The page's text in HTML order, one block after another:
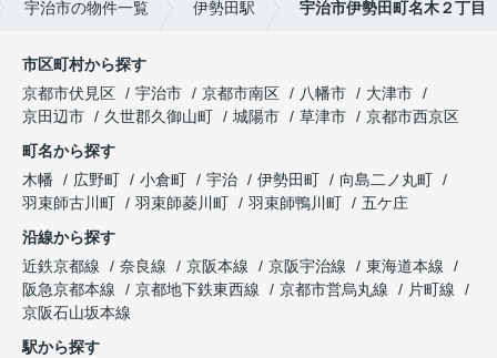
宇治市の物件一覧 伊勢田駅 宇治市伊勢田町名木２丁目
市区町村から探す
京都市伏見区
宇治市 京都市南区 八幡市
大津市
京田辺市
久世郡久御山町 城陽市 草津市
京都市西京区
町名から探す
木幡
広野町 小倉町 宇治 伊勢田町
向島二ノ丸町
羽束師古川町
羽束師菱川町 羽束師鴨川町
五ケ庄
沿線から探す
近鉄京都線
奈良線 京阪本線 京阪宇治線
東海道本線
阪急京都本線
京都地下鉄東西線 京都市営烏丸線
片町線
京阪石山坂本線
駅から探す